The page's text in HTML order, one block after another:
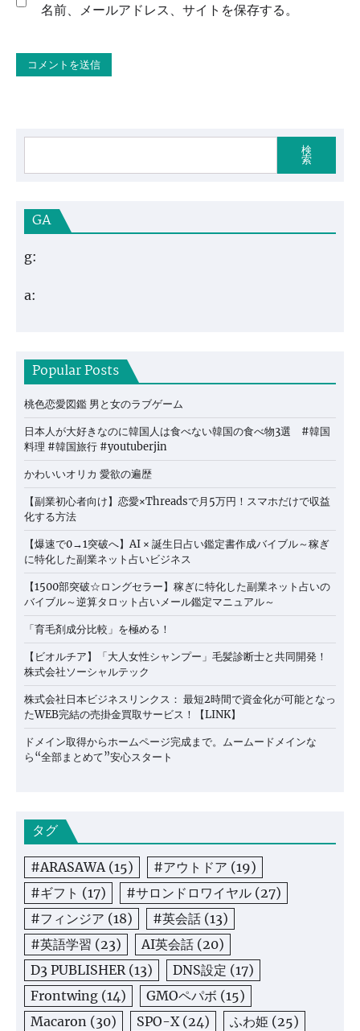
名前、メールアドレス、サイトを保存する。
検
索
GA
g:
a:
Popular Posts
桃色恋愛図鑑 男と女のラブゲーム
日本人が大好きなのに韓国人は食べない韓国の食べ物3選 #韓国
料理 #韓国旅行 #youtuberjin
かわいいオリカ 愛欲の遍歴
【副業初心者向け】恋愛×Threadsで月5万円！スマホだけで収益
化する方法
【爆速で0→1突破へ】AI × 誕生日占い鑑定書作成バイブル～稼ぎ
に特化した副業ネット占いビジネス
【1500部突破☆ロングセラー】稼ぎに特化した副業ネット占いの
バイブル～逆算タロット占いメール鑑定マニュアル～
「育毛剤成分比較」を極める！
【ビオルチア】「大人女性シャンプー」毛髪診断士と共同開発！
株式会社ソーシャルテック
株式会社日本ビジネスリンクス： 最短2時間で資金化が可能となっ
たWEB完結の売掛金買取サービス！【LINK】
ドメイン取得からホームページ完成まで。ムームードメインな
ら“全部まとめて”安心スタート
タグ
#ARASAWA(15) #アウトドア (19)
#ギフト (17) #サロンドロワイヤル (27)
#フィンジア (18) #英会話 (13)
#英語学習 (23) AI英会話 (20)
D3 PUBLISHER(13) DNS設定 (17)
Frontwing (14) GMOペパボ (15)
Macaron (30) SPO-X(24) ふわ姫 (25)